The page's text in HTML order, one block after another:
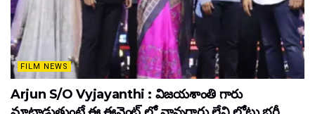
FILM NEWS
Arjun S/O Vyjayanthi : విజయశాంతి గారు